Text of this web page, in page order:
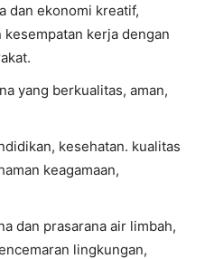
dan ekonomi kreatif,
kerja dengan
yang berkualitas, aman,
kesehatan. kualitas
keagamaan,
dan prasarana air limbah,
lingkungan,